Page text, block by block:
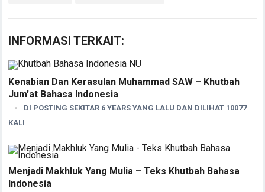
INFORMASI TERKAIT:
Kenabian Dan Kerasulan Muhammad SAW – Khutbah
Jum’at Bahasa Indonesia
DI POSTING SEKITAR 6 YEARS YANG LALU DAN DILIHAT 10077
KALI
Menjadi Makhluk Yang Mulia – Teks Khutbah Bahasa
Indonesia